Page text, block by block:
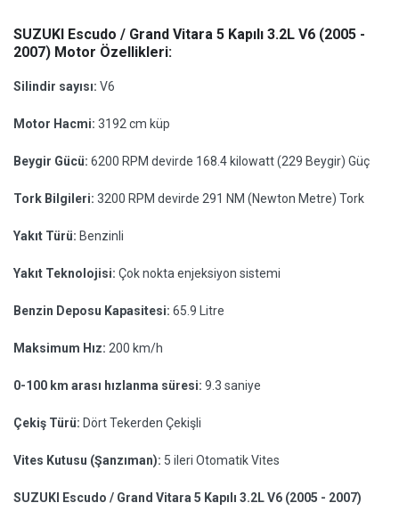
SUZUKI Escudo / Grand Vitara 5 Kapılı 3.2L V6 (2005 -
2007) Motor Özellikleri:
Silindir sayısı: V6
Motor Hacmi: 3192 cm küp
Beygir Gücü: 6200 RPM devirde 168.4 kilowatt (229 Beygir) Güç
Tork Bilgileri: 3200 RPM devirde 291 NM (Newton Metre) Tork
Yakıt Türü: Benzinli
Yakıt Teknolojisi: Çok nokta enjeksiyon sistemi
Benzin Deposu Kapasitesi: 65.9 Litre
Maksimum Hız: 200 km/h
0-100 km arası hızlanma süresi: 9.3 saniye
Çekiş Türü: Dört Tekerden Çekişli
Vites Kutusu (Şanzıman): 5 ileri Otomatik Vites
SUZUKI Escudo / Grand Vitara 5 Kapılı 3.2L V6 (2005 - 2007)